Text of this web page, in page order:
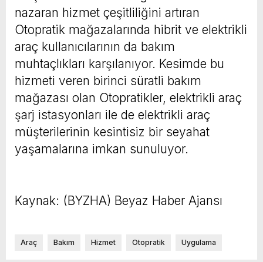
nazaran hizmet çeşitliliğini artıran
Otopratik mağazalarında hibrit ve elektrikli
araç kullanıcılarının da bakım
muhtaçlıkları karşılanıyor. Kesimde bu
hizmeti veren birinci süratli bakım
mağazası olan Otopratikler, elektrikli araç
şarj istasyonları ile de elektrikli araç
müşterilerinin kesintisiz bir seyahat
yaşamalarına imkan sunuluyor.
Kaynak: (BYZHA) Beyaz Haber Ajansı
Araç Bakım Hizmet Otopratik Uygulama